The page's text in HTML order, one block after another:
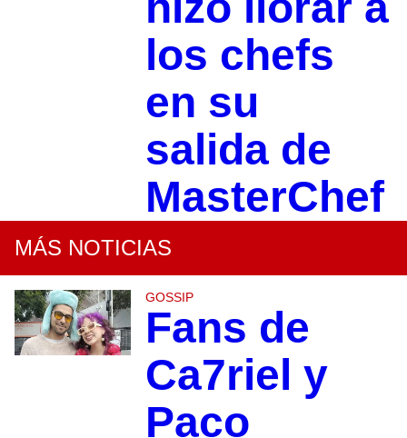
los chefs
en su
salida de
MasterChef
MÁS NOTICIAS
GOSSIP
Fans de
Ca7riel y
Paco